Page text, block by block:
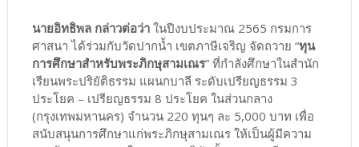
นายอิทธิพล กล่าวต่อว่าในปีงบประมาณ 2565 กรมการ
ศาสนา ได้ร่วมกับวัดปากน้ำ เขตภาษีเจริญ จัดถวาย “ทุน
การศึกษาสำหรับพระภิกษุสามเณร” ที่กำลังศึกษาในสำนัก
เรียนพระปริยัติธรรม แผนกบาลี ระดับเปรียญธรรม 3
ประโยค – เปรียญธรรม 8 ประโยค ในส่วนกลาง
(กรุงเทพมหานคร) จำนวน 220 ทุนๆ ละ 5,000 บาท เพื่อ
สนับสนุนการศึกษาแก่พระภิกษุสามเณร ให้เป็นผู้มีความ